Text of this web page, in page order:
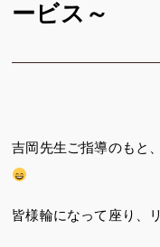
ービス～
吉岡先生ご指導のもと
皆様輪になって座り、